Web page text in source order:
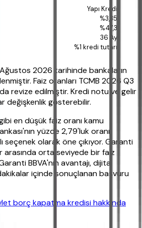
Yapı Kredi
%3,35
%47,3
36 Ay
%1 kredi tutarı
2026 tarihinde bankaların
Faiz oranları TCMB 2026 Q3
revize edilmiştir. Kredi notu ve gelir
değişkenlik gösterebilir.
en düşük faiz oranı kamu
yüzde 2,79'luk oranı,
seçenek olarak öne çıkıyor. Garanti
arasında orta seviyede bir faiz
BBVA'nın avantajı, dijital
içinde sonuçlanan başvuru
borç kapatma kredisi hakkında